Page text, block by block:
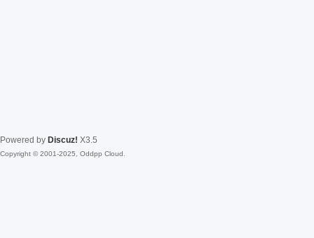
Powered by Discuz! X3.5
Copyright © 2001-2025, Oddpp Cloud.